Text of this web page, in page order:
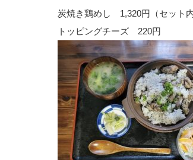
炭焼き鶏めし 1,320円（セット
トッピングチーズ 220円